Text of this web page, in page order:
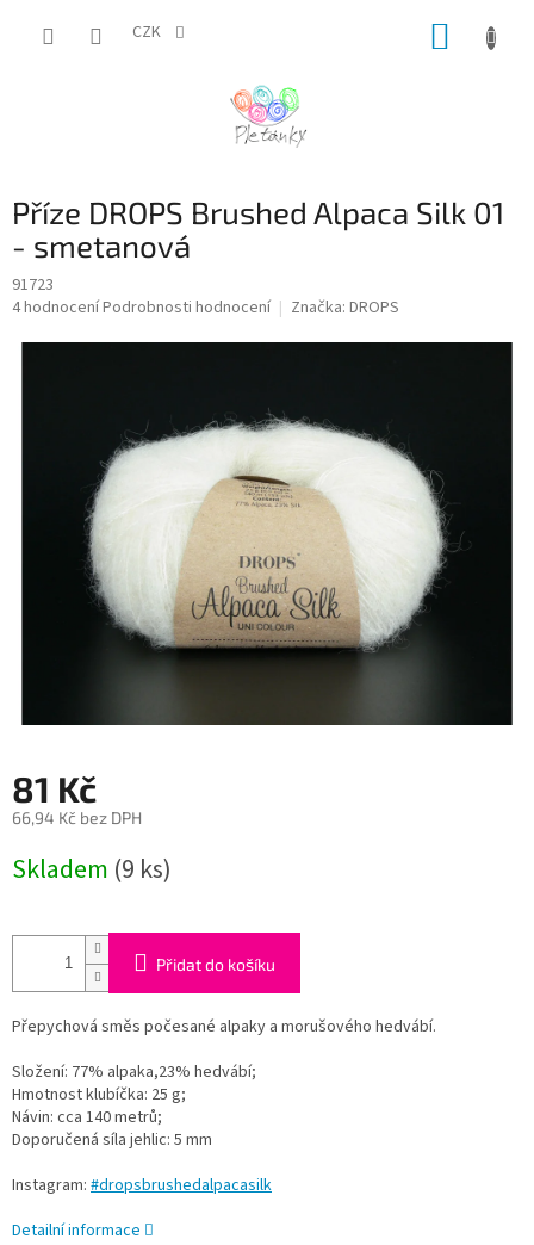
CZK
Příze DROPS Brushed Alpaca Silk 01
- smetanová
91723
Průměrné
4 hodnoceníPodrobnosti hodnocení Značka: DROPS
81 Kč
66,94 Kč bez DPH
cena:
Skladem (9 ks)
Přidat do košíku
Přepychová směs počesané alpaky a morušového hedvábí.
Složení: 77% alpaka,23% hedvábí;
Hmotnost klubíčka: 25 g;
Návin: cca 140 metrů;
Doporučená síla jehlic: 5 mm
Instagram: #dropsbrushedalpacasilk
Detailní informace